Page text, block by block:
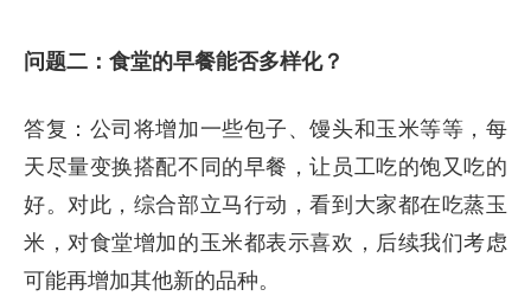
问题二：食堂的早餐能否多样化？
答复：公司将增加一些包子、馒头和玉米等等，每
天尽量变换搭配不同的早餐，让员工吃的饱又吃的
好。对此，综合部立马行动，看到大家都在吃蒸玉
米，对食堂增加的玉米都表示喜欢，后续我们考虑
可能再增加其他新的品种。